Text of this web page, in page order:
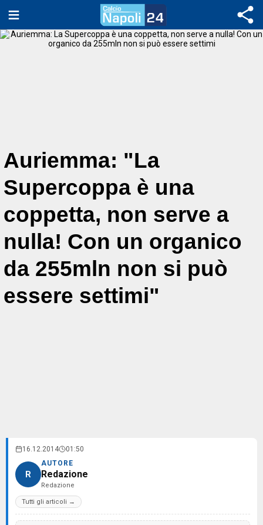
Auriemma: "La
Supercoppa è una
coppetta, non serve a
nulla! Con un organico
da 255mln non si può
essere settimi"
16.12.2014 01:50
R
AUTORE
Redazione
Redazione
Tutti gli articoli →